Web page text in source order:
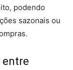
podendo
sazonais ou